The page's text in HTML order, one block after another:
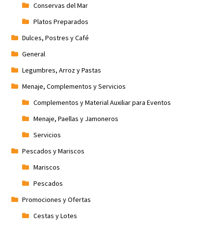
Conservas del Mar
Platos Preparados
Dulces, Postres y Café
General
Legumbres, Arroz y Pastas
Menaje, Complementos y Servicios
Complementos y Material Auxiliar para Eventos
Menaje, Paellas y Jamoneros
Servicios
Pescados y Mariscos
Mariscos
Pescados
Promociones y Ofertas
Cestas y Lotes